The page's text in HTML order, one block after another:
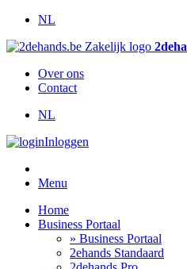
NL
Over ons
Contact
NL
Inloggen
Menu
Home
Business Portaal
» Business Portaal
2ehands Standaard